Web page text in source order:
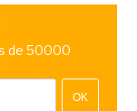
de 50000
OK